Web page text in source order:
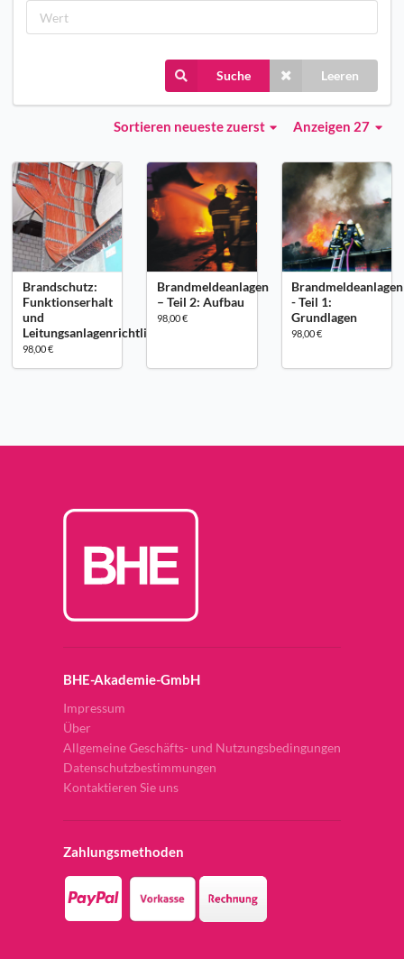
Suche Leeren
Anzeigen 27
Sortieren neueste zuerst
Brandschutz:
Funktionserhalt
und
Leitungsanlagenrichtlinie
98,00 €
Brandmeldeanlagen
– Teil 2: Aufbau
98,00 €
Brandmeldeanlagen
- Teil 1:
Grundlagen
98,00 €
BHE-Akademie-GmbH
Impressum
Über
Allgemeine Geschäfts- und Nutzungsbedingungen
Datenschutzbestimmungen
Kontaktieren Sie uns
Zahlungsmethoden